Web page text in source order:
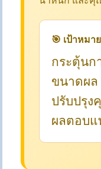
🎯 เป้าหม
กระตุ้นก
ขนาดผล
ปรับปรุง
ผลตอบ